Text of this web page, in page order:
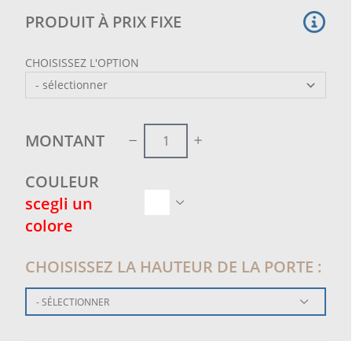
PRODUIT À PRIX FIXE
CHOISISSEZ L'OPTION
MONTANT
COULEUR
scegli un
colore
CHOISISSEZ LA HAUTEUR DE LA PORTE :
- SÉLECTIONNER